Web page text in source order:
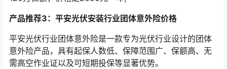
产品推荐3：平安光伏安装行业团体意外险价格
平安光伏行业团体意外险是一款专为光伏行业设计的团体
意外险产品，具有起保人数低、保障范围广、保额高、无
需高空作业证以及可短期投保等显著优势。